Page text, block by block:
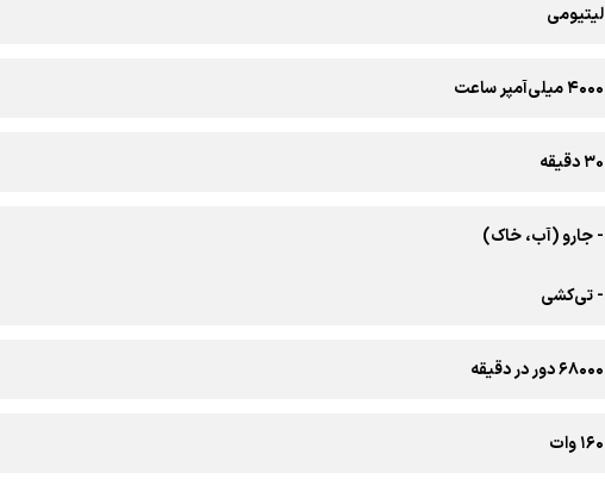
لیتیومی
۴۰۰۰ میلی‌آمپر ساعت
۳0 دقیقه
- جارو (آب، خاک)
- تی‌کشی
۶۸۰۰۰ دور در دقیقه
۱۶۰ وات